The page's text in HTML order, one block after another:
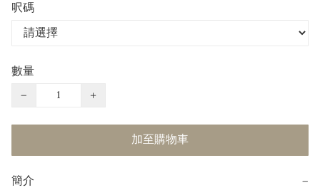
呎碼
數量
−
+
加至購物車
簡介 −